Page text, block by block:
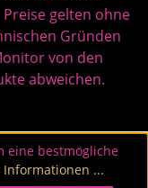
gelten ohne
Gründen
von den
abweichen.
eine bestmögliche
Informationen ...